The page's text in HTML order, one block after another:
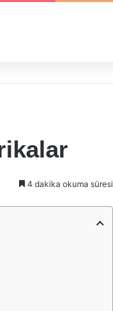
4 dakika okuma süresi